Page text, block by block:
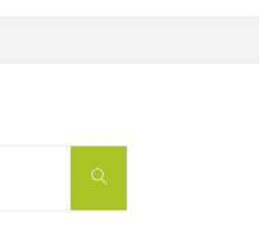
Search